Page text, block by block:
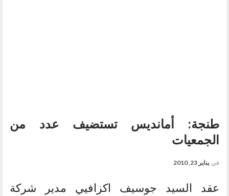
طنجة: أمانديس تستضيف عدد من
الجمعيات
في يناير 23, 2010
عقد السيد جوسيف اكزافيي مدير شركة